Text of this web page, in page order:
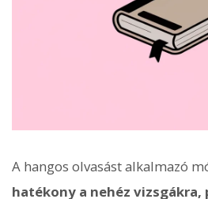
A hangos olvasást alkalmazó
hatékony a nehéz vizsgákra,